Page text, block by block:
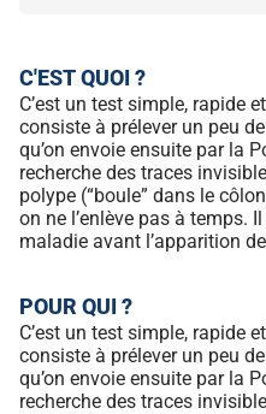
C'EST QUOI ?
C’est un test simple, rapide
consiste à prélever un peu
qu’on envoie ensuite par la
recherche des traces
polype (“boule” dans le
on ne l’enlève pas à temps.
maladie avant l’apparition
POUR QUI ?
C’est un test simple, rapide
consiste à prélever un peu
qu’on envoie ensuite par la
recherche des traces